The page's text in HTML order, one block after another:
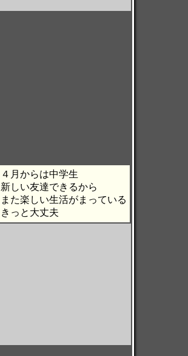
４月からは中学生
新しい友達できるから
また楽しい生活がまっている
きっと大丈夫